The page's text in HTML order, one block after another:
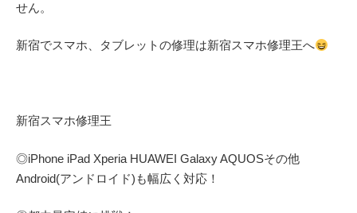
せん。
新宿でスマホ、タブレットの修理は新宿スマホ修理王へ
新宿スマホ修理王
◎iPhone iPad Xperia HUAWEI Galaxy AQUOSその他
Android(アンドロイド) も幅広く対応！